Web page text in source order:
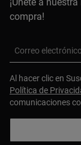
compra!
Correo
Al hacer clic en
Política de
comunicaciones